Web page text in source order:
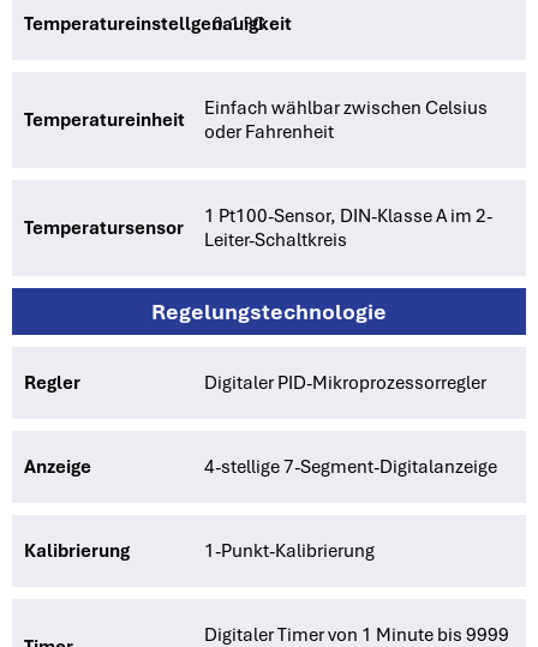
Temperatureinstellgenauigkeit
0.1 ºC
Temperatureinheit
Einfach wählbar zwischen Celsius
oder Fahrenheit
Temperatursensor
1 Pt100-Sensor, DIN-Klasse A im 2-
Leiter-Schaltkreis
Regelungstechnologie
Regler Digitaler PID-Mikroprozessorregler
Anzeige 4-stellige 7-Segment-Digitalanzeige
Kalibrierung 1-Punkt-Kalibrierung
Digitaler Timer von 1 Minute bis 9999